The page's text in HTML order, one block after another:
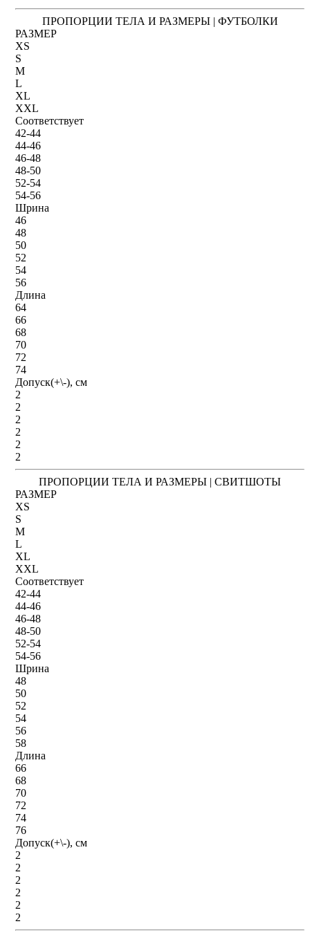
ПРОПОРЦИИ ТЕЛА И РАЗМЕРЫ | ФУТБОЛКИ
РАЗМЕР
XS
S
M
L
XL
XXL
Соответствует
42-44
44-46
46-48
48-50
52-54
54-56
Шрина
46
48
50
52
54
56
Длина
64
66
68
70
72
74
Допуск(+\-), см
2
2
2
2
2
2
ПРОПОРЦИИ ТЕЛА И РАЗМЕРЫ | СВИТШОТЫ
РАЗМЕР
XS
S
M
L
XL
XXL
Соответствует
42-44
44-46
46-48
48-50
52-54
54-56
Шрина
48
50
52
54
56
58
Длина
66
68
70
72
74
76
Допуск(+\-), см
2
2
2
2
2
2